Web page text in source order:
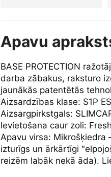
Apavu
BASE PROTECTION
darba zābakus, raksturo
jaunākās patentētās
Aizsardzības klase: S1P
Aizsargpirkstgals:
Ievietošana caur zoli:
Apavu virsa: Mikrošķiedra
izturīgs un ārkārtīgi
reizēm labāk nekā āda).